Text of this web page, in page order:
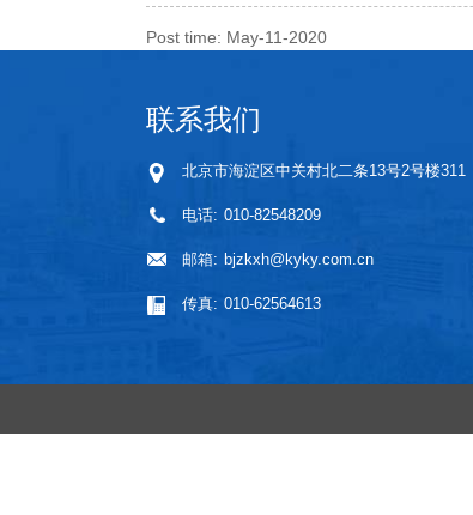
Post time: May-11-2020
联系我们
北京市海淀区中关村北二条13号2号楼311
电话: 010-82548209
邮箱: bjzkxh@kyky.com.cn
传真: 010-62564613